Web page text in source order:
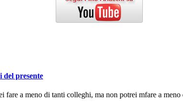
presente
a meno di tanti colleghi, ma non potrei mfare a